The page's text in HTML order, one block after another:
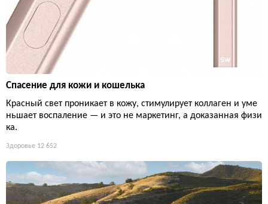
Спасение для кожи и кошелька
Красный свет проникает в кожу, стимулирует коллаген и уме
ньшает воспаление — и это не маркетинг, а доказанная физи
ка.
Здоровье 12 652